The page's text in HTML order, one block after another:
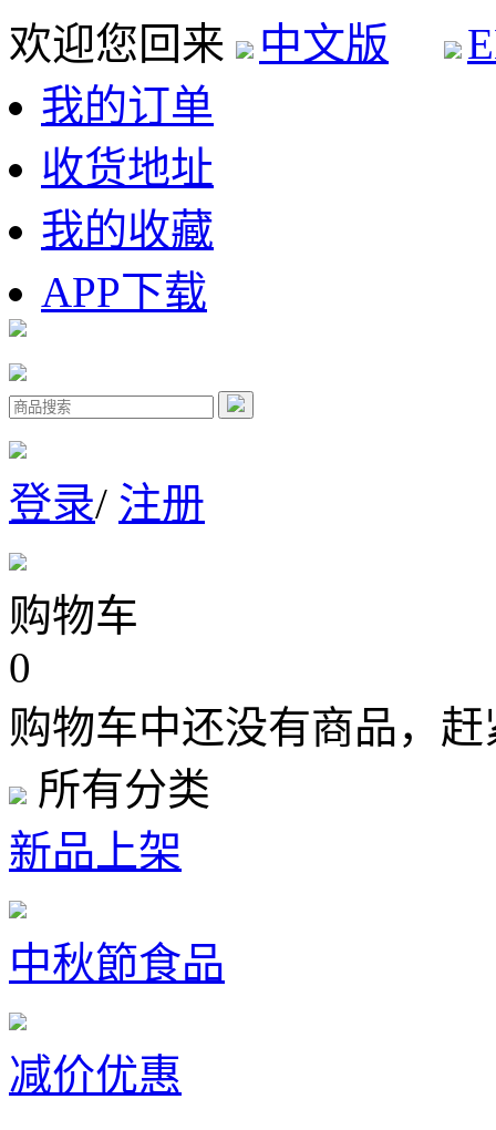
欢迎您回来 中文版
我的订单
收货地址
我的收藏
APP下载
登录/ 注册
购物车
0
购物车中还没有商品，
所有分类
新品上架
中秋節食品
减价优惠